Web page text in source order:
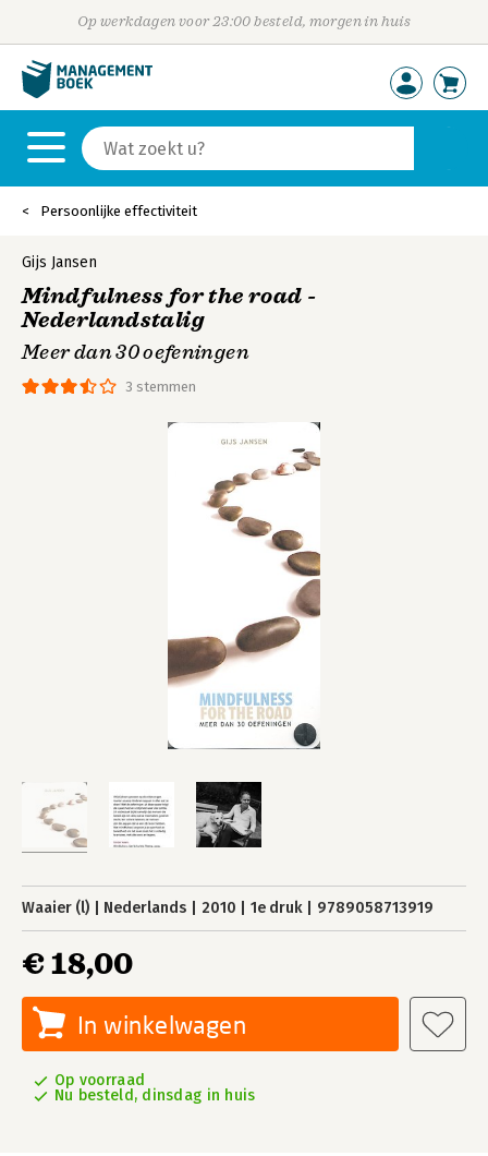
Op werkdagen voor 23:00 besteld, morgen in huis
Persoonlijke effectiviteit
3 stemmen
Gijs Jansen
Mindfulness for the road -
Nederlandstalig
Meer dan 30 oefeningen
Waaier (l) Nederlands 2010 1e druk 9789058713919
€ 18,00
In winkelwagen
Op voorraad
Nu besteld, dinsdag in huis